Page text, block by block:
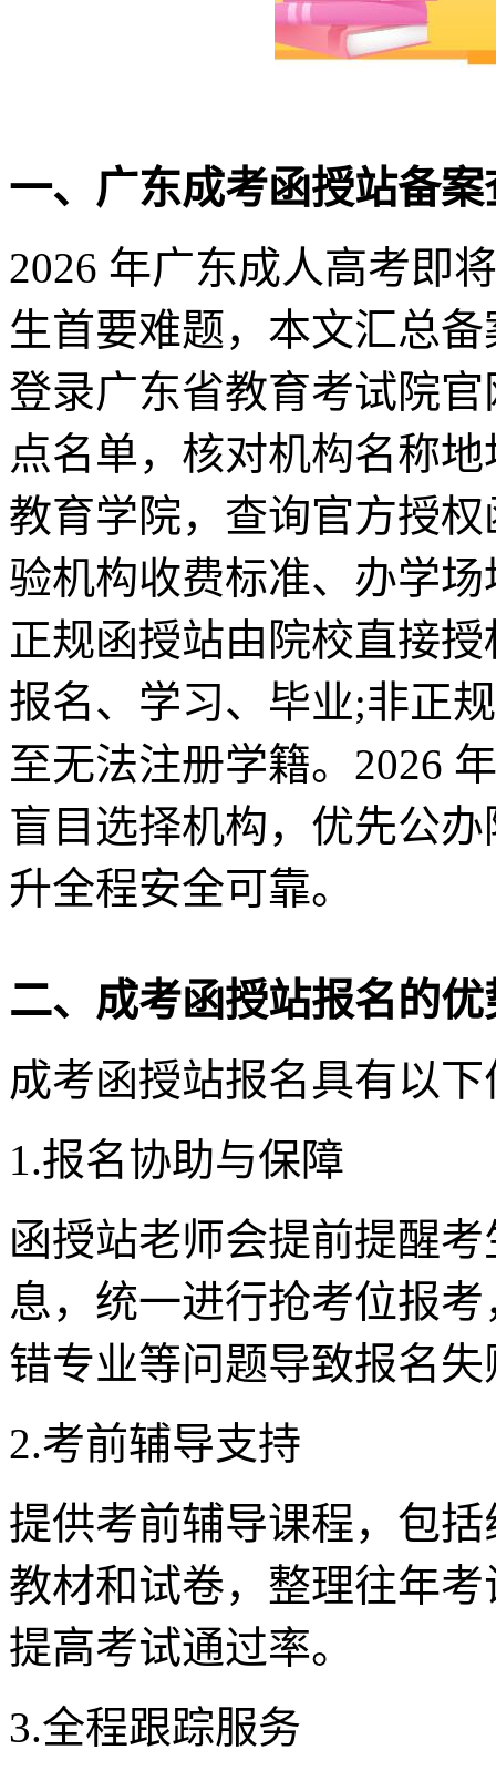
一、广东成考函授站备
2026 年广东成人高考即
生首要难题，本文汇总
登录广东省教育考试院
点名单，核对机构名称
教育学院，查询官方授
验机构收费标准、办学
正规函授站由院校直接
报名、学习、毕业;非正
至无法注册学籍。2026
盲目选择机构，优先公
升全程安全可靠。
二、成考函授站报名的优
成考函授站报名具有以
1.报名协助与保障
函授站老师会提前提醒
息，统一进行抢考位报
错专业等问题导致报名
2.考前辅导支持
提供考前辅导课程，包
教材和试卷，整理往年
提高考试通过率。
3.全程跟踪服务